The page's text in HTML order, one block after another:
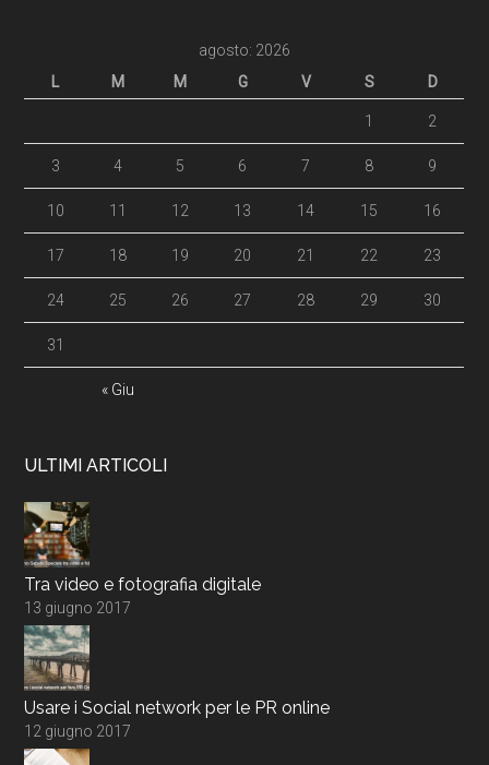
agosto: 2026
L
M M G V S D
« Giu
1 2
3 4 5 6 7 8 9
10 11 12 13 14 15 16
17 18 19 20 21 22 23
24 25 26 27 28 29 30
31
ULTIMI ARTICOLI
Tra video e fotografia digitale
13 giugno 2017
Usare i Social network per le PR online
12 giugno 2017